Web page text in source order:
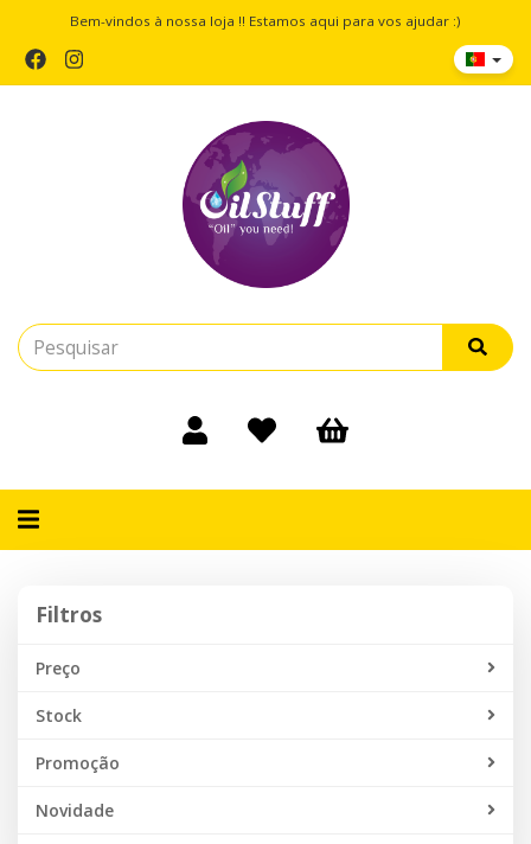
Bem-vindos à nossa loja !! Estamos aqui para vos ajudar :)
Alternar
Filtros
Preço
Stock
Promoção
Novidade